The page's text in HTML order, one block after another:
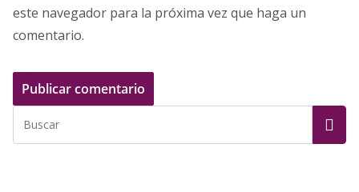
este navegador para la próxima vez que haga un
comentario.